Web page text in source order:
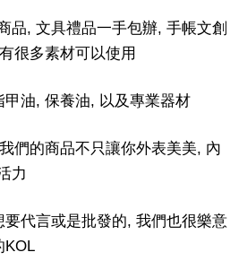
品, 文具禮品一手包辦, 手帳文創
很多素材可以使用
油, 保養油, 以及專業器材
們的商品不只讓你外表美美, 內
力
代言或是批發的, 我們也很樂意
KOL